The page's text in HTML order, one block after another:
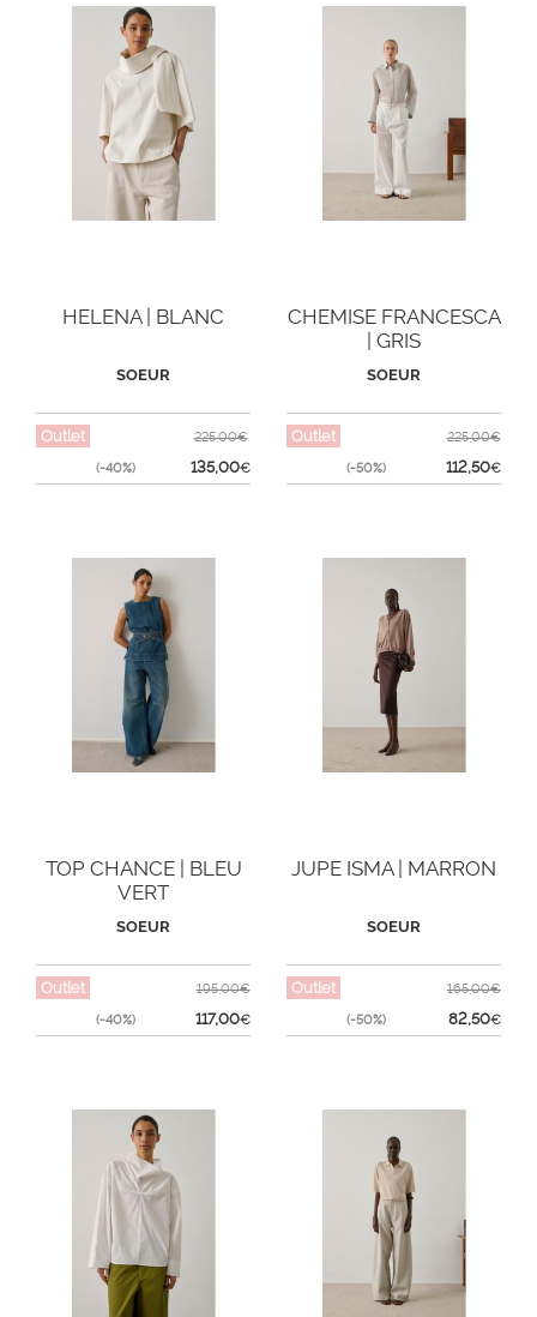
HELENA | BLANC
SOEUR
Outlet
(-40%)
225,00€
135,00€
CHEMISE FRANCESCA
| GRIS
SOEUR
Outlet
(-50%)
225,00€
112,50€
TOP CHANCE | BLEU
VERT
SOEUR
Outlet
(-40%)
195,00€
117,00€
JUPE ISMA | MARRON
SOEUR
Outlet
(-50%)
165,00€
82,50€